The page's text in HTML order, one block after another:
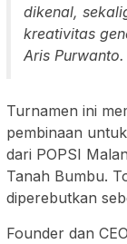
dikenal,
kreativitas
Aris Purwanto.
Turnamen ini
pembinaan
dari POPSI
Tanah Bumbu.
diperebutkan
Founder dan